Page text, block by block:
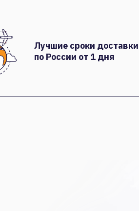
Лучшие сроки доставки
по России от 1 дня